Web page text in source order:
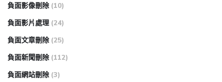
負面影像刪除 (10)
負面影片處理 (24)
負面文章刪除 (25)
負面新聞刪除 (112)
負面網站刪除 (3)